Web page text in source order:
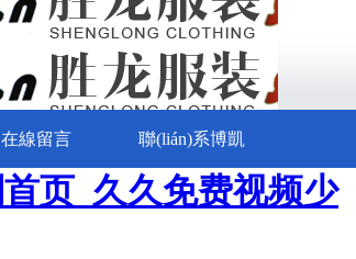
在線留言 聯(lián)系博凱